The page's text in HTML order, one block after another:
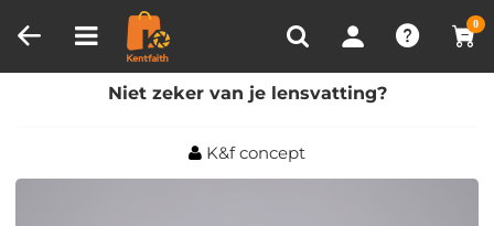
0
RECENT BEKEKEN
Productvergelijken (0)
Huis Blog Niet zeker van je lensvatting?
Niet zeker van je lensvatting?
K&f concept